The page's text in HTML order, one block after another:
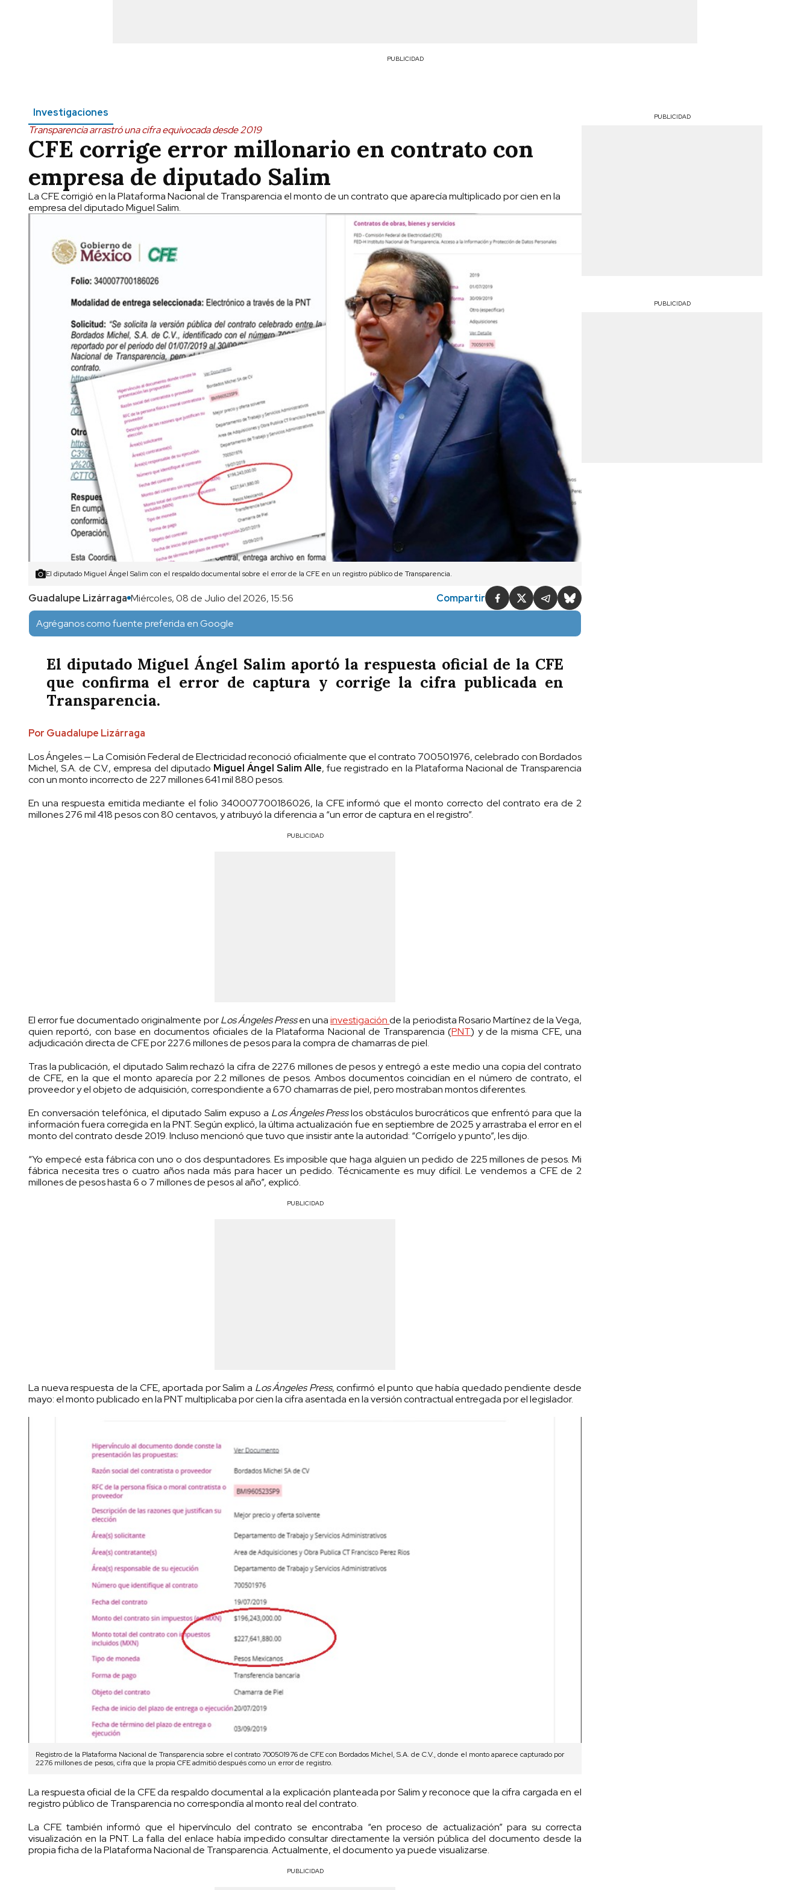
PUBLICIDAD
Investigaciones
Transparencia arrastró una cifra equivocada desde 2019
CFE corrige error millonario en contrato con
empresa de diputado Salim
La CFE corrigió en la Plataforma Nacional de Transparencia el monto de un contrato que aparecía multiplicado por cien en la
empresa del diputado Miguel Salim.
El diputado Miguel Ángel Salim con el respaldo documental sobre el error de la CFE en un registro público de Transparencia.
Guadalupe Lizárraga Miércoles, 08 de Julio del 2026, 15:56 Compartir
Agréganos como fuente preferida en Google
El diputado Miguel Ángel Salim aportó la respuesta oficial de la CFE
que confirma el error de captura y corrige la cifra publicada en
Transparencia.
Por Guadalupe Lizárraga
Los Ángeles.— La Comisión Federal de Electricidad reconoció oficialmente que el contrato 700501976, celebrado con Bordados
Michel, S.A. de C.V., empresa del diputado Miguel Ángel Salim Alle, fue registrado en la Plataforma Nacional de Transparencia
con un monto incorrecto de 227 millones 641 mil 880 pesos.
En una respuesta emitida mediante el folio 340007700186026, la CFE informó que el monto correcto del contrato era de 2
millones 276 mil 418 pesos con 80 centavos, y atribuyó la diferencia a “un error de captura en el registro”.
PUBLICIDAD
El error fue documentado originalmente porLos Ángeles Pressen unainvestigaciónde la periodista Rosario Martínez de la Vega,
quien reportó, con base en documentos oficiales de la Plataforma Nacional de Transparencia (PNT) y de la misma CFE, una
adjudicación directa de CFE por 227.6 millones de pesos para la compra de chamarras de piel.
Tras la publicación, el diputado Salim rechazó la cifra de 227.6 millones de pesos y entregó a este medio una copia del contrato
de CFE, en la que el monto aparecía por 2.2 millones de pesos. Ambos documentos coincidían en el número de contrato, el
proveedor y el objeto de adquisición, correspondiente a 670 chamarras de piel, pero mostraban montos diferentes.
En conversación telefónica, el diputado Salim expuso a Los Ángeles Presslos obstáculos burocráticos que enfrentó para que la
información fuera corregida en la PNT. Según explicó, la última actualización fue en septiembre de 2025 y arrastraba el error en el
monto del contrato desde 2019. Incluso mencionó que tuvo que insistir ante la autoridad: “Corrígelo y punto”, les dijo.
“Yo empecé esta fábrica con uno o dos despuntadores. Es imposible que haga alguien un pedido de 225 millones de pesos. Mi
fábrica necesita tres o cuatro años nada más para hacer un pedido. Técnicamente es muy difícil. Le vendemos a CFE de 2
millones de pesos hasta 6 o 7 millones de pesos al año”, explicó.
PUBLICIDAD
La nueva respuesta de la CFE, aportada por Salim a Los Ángeles Press, confirmó el punto que había quedado pendiente desde
mayo: el monto publicado en la PNT multiplicaba por cien la cifra asentada en la versión contractual entregada por el legislador.
Registro de la Plataforma Nacional de Transparencia sobre el contrato 700501976 de CFE con Bordados Michel, S.A. de C.V., donde el monto aparece capturado por
227.6 millones de pesos, cifra que la propia CFE admitió después como un error de registro.
La respuesta oficial de la CFE da respaldo documental a la explicación planteada por Salim y reconoce que la cifra cargada en el
registro público de Transparencia no correspondía al monto real del contrato.
La CFE también informó que el hipervínculo del contrato se encontraba “en proceso de actualización” para su correcta
visualización en la PNT. La falla del enlace había impedido consultar directamente la versión pública del documento desde la
propia ficha de la Plataforma Nacional de Transparencia. Actualmente, el documento ya puede visualizarse.
PUBLICIDAD
PUBLICIDAD
PUBLICIDAD